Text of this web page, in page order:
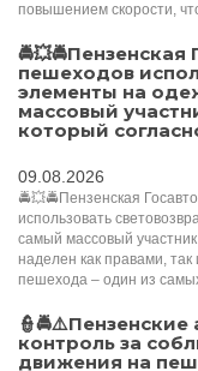
повышением скорости,
пешеходов
элементы на
массовый
который
09.08.2026
🚔💥🚔Пензенская
использовать
самый массовый
наделен как правами,
пешехода – один из
контроль за
движения на